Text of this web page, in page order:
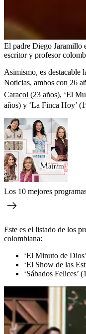
El padre Diego Jaramillo
escritor y profesor
Asimismo, es destacable
Noticias, ambos con 26
Caracol (23 años), ‘El
años) y ‘La Finca Hoy’
Los 10 mejores
Este es el listado de los
colombiana:
‘El Minuto de
‘El Show de las
‘Sábados Felices’